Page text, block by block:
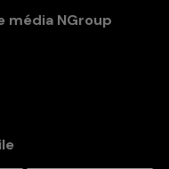
média NGroup